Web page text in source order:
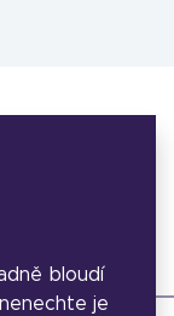
bloudí
je